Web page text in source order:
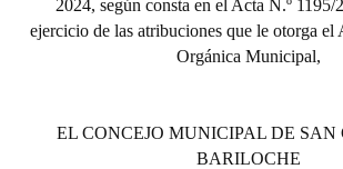
INSTITUCIONAL
Antiguos Pobladores
Registros y Distinciones
2024, según consta en el Acta N.º 1195/
ejercicio de las atribuciones que le otorga el
Orgánica Municipal,
EL CONCEJO MUNICIPAL DE SAN
BARILOCHE